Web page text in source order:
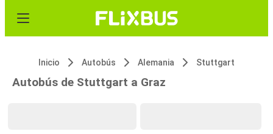
Inicio Autobús Alemania Stuttgart
Autobús de Stuttgart a Graz